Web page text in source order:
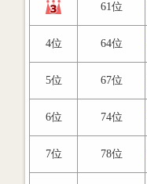
61位
4位 64位
5位 67位
6位 74位
7位 78位